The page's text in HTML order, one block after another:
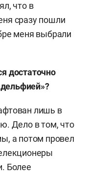
что в
сразу пошли
меня выбрали
достаточно
лишь в
Дело в том, что
а потом провел
Более